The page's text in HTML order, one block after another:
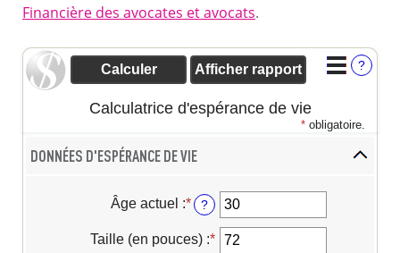
Financière des avocates et avocats.
?
Calculatrice d'espérance de vie
* obligatoire.
DONNÉES D'ESPÉRANCE DE VIE
Âge actuel :*Entrez
un
montant
?
Taille (en pouces) :* Entrez